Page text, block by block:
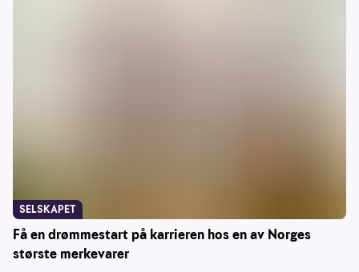
Få en drømmestart på karrieren hos en av Norges
største merkevarer
SELSKAPET